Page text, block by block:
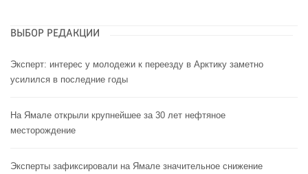
ВЫБОР РЕДАКЦИИ
Эксперт: интерес у молодежи к переезду в Арктику заметно
усилился в последние годы
На Ямале открыли крупнейшее за 30 лет нефтяное
месторождение
Эксперты зафиксировали на Ямале значительное снижение